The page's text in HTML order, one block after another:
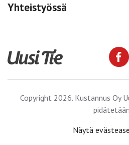
Yhteistyössä
Copyright 2026. Kustannus Oy
Näytä